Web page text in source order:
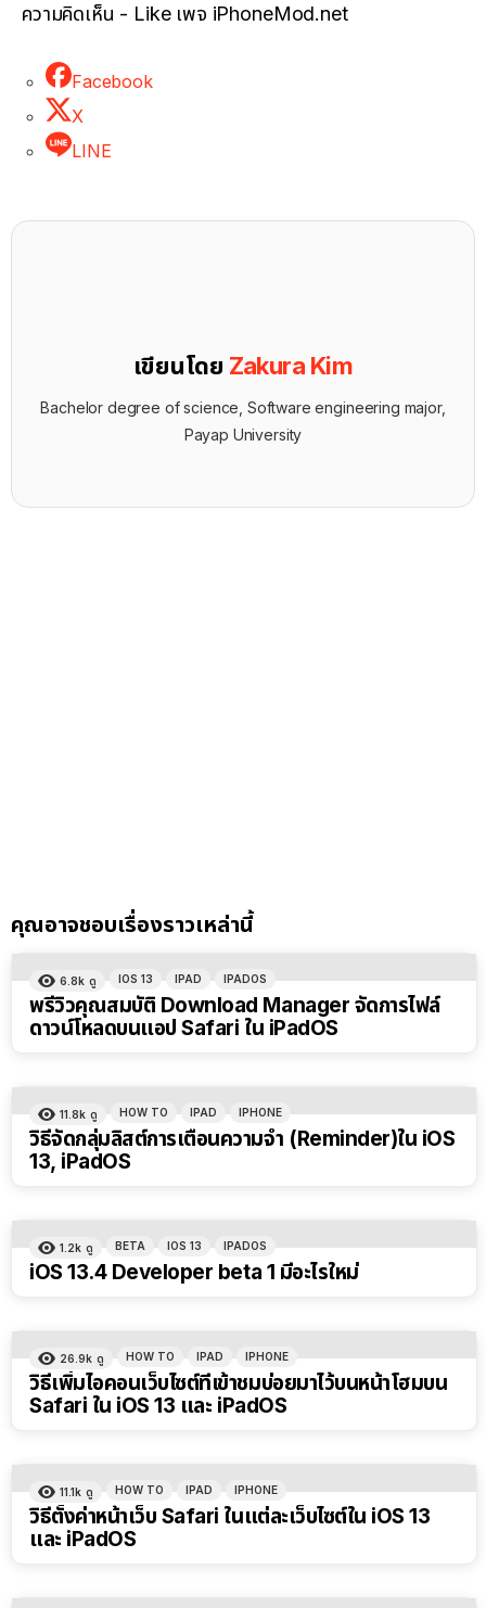
ความคิดเห็น - Like เพจ iPhoneMod.net
Facebook
X
LINE
เขียนโดย Zakura Kim
Bachelor degree of science, Software engineering major,
Payap University
คุณอาจชอบเรื่องราวเหล่านี้
6.8k ดู IOS 13 IPAD IPADOS
พรีวิวคุณสมบัติ Download Manager จัดการไฟล์
ดาวน์โหลดบนแอป Safari ใน iPadOS
11.8k ดู HOW TO IPAD IPHONE
วิธีจัดกลุ่มลิสต์การเตือนความจำ (Reminder)ใน iOS
13, iPadOS
1.2k ดู BETA IOS 13 IPADOS
iOS 13.4 Developer beta 1 มีอะไรใหม่
26.9k ดู HOW TO IPAD IPHONE
วิธีเพิ่มไอคอนเว็บไซต์ที่เข้าชมบ่อยมาไว้บนหน้าโฮมบน
Safari ใน iOS 13 และ iPadOS
11.1k ดู HOW TO IPAD IPHONE
วิธีตั้งค่าหน้าเว็บ Safari ในแต่ละเว็บไซต์ใน iOS 13
และ iPadOS